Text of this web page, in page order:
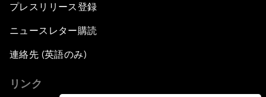
プレスリリース登録
ニュースレター購読
連絡先 (英語のみ)
リンク